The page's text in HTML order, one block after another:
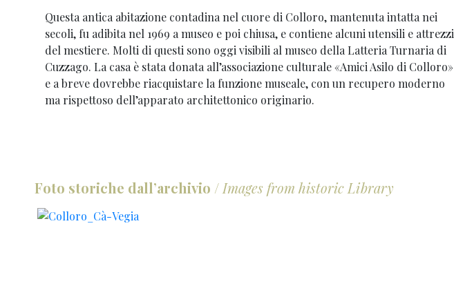
Questa antica abitazione contadina nel cuore di Colloro, mantenuta intatta nei
secoli, fu adibita nel 1969 a museo e poi chiusa, e contiene alcuni utensili e attrezzi
del mestiere. Molti di questi sono oggi visibili al museo della Latteria Turnaria di
Cuzzago. La casa è stata donata all’associazione culturale «Amici Asilo di Colloro»
e a breve dovrebbe riacquistare la funzione museale, con un recupero moderno
ma rispettoso dell’apparato architettonico originario.
Foto storiche dall’archivio / Images from historic Library